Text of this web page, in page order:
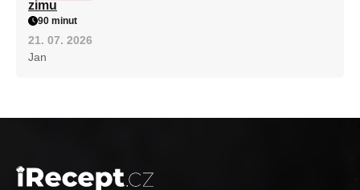
zimu
90 minut
21. 07. 2026
Jan